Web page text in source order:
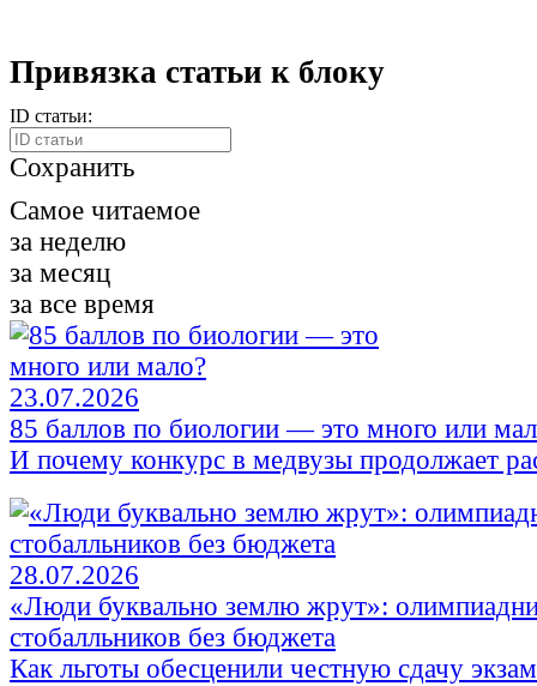
Привязка статьи к блоку
ID статьи:
Сохранить
Самое читаемое
за неделю
за месяц
за все время
23.07.2026
85 баллов по биологии — это много или
И почему конкурс в медвузы продолжает
28.07.2026
«Люди буквально землю жрут»:
стобалльников без бюджета
Как льготы обесценили честную сдачу